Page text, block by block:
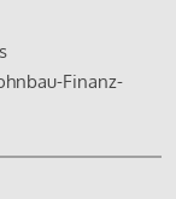
Finanz-